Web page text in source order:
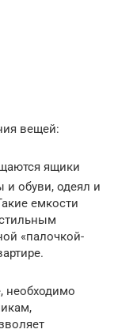
вещей:
ящики
и обуви, одеял и
емкости
«палочкой-
необходимо